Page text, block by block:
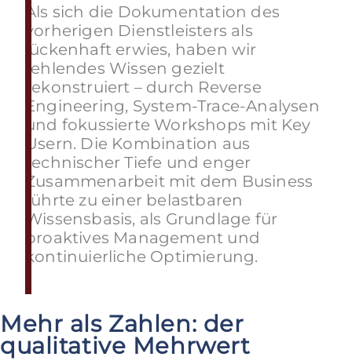
Als sich die Dokumentation des
vorherigen Dienstleisters als
lückenhaft erwies, haben wir
fehlendes Wissen gezielt
rekonstruiert – durch Reverse
Engineering, System-Trace-Analysen
und fokussierte Workshops mit Key
Usern. Die Kombination aus
technischer Tiefe und enger
Zusammenarbeit mit dem Business
führte zu einer belastbaren
Wissensbasis, als Grundlage für
proaktives Management und
kontinuierliche Optimierung.
Mehr als Zahlen: der
qualitative Mehrwert